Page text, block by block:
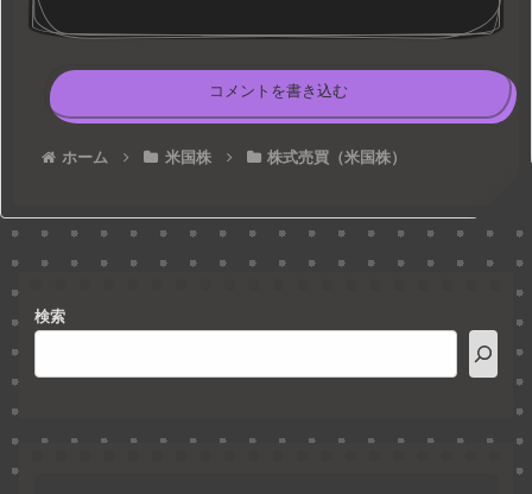
コメントを書き込む
ホーム 米国株 株式売買（米国株）
検索